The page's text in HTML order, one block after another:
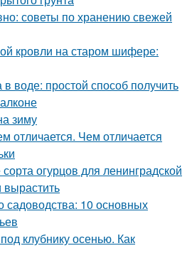
советы по хранению свежей
кровли на старом шифере:
воде: простой способ получить
зиму
отличается. Чем отличается
огурцов для ленинградской
вырастить
садоводства: 10 основных
клубнику осенью. Как